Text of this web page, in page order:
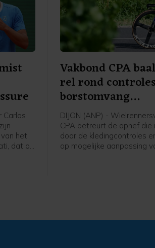
Carlos
het
dat op
Vakbond CPA
rel rond controles
borstomvang
wielrensters
DIJON (ANP) -
CPA betreurt de ophef die
door de kledingcontroles
op mogelijke aanpassing